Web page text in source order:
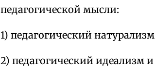
педагогической мысли:
1) педагогический
2) педагогический идеализм и